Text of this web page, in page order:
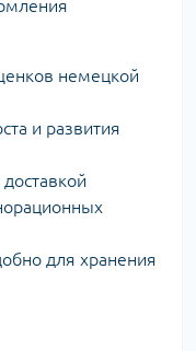
немецкой
и развития
для хранения